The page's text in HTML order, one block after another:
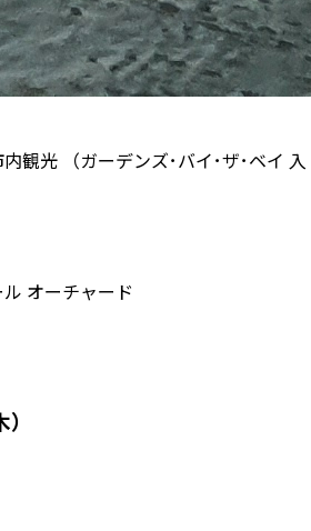
内観光 （ガーデンズ･バイ･ザ･ベイ 入
オーチャード